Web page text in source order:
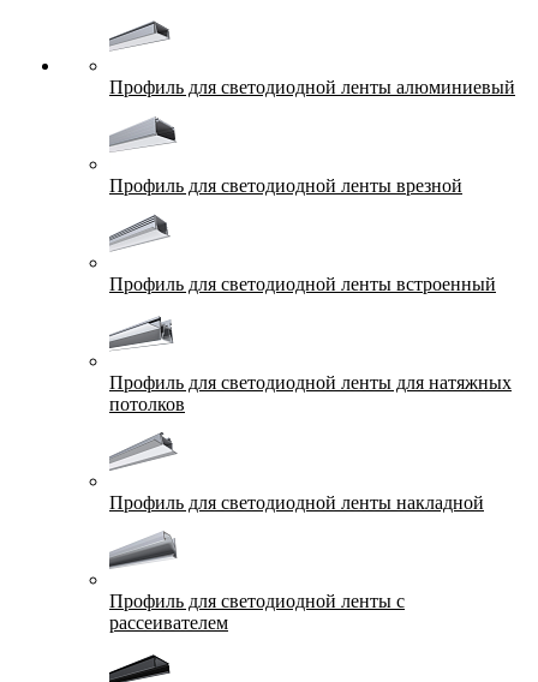
Профиль для светодиодной ленты алюминиевый
Профиль для светодиодной ленты врезной
Профиль для светодиодной ленты встроенный
Профиль для светодиодной ленты для натяжных
потолков
Профиль для светодиодной ленты накладной
Профиль для светодиодной ленты с
рассеивателем